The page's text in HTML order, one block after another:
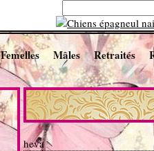
Femelles Mâles Retraités
heva